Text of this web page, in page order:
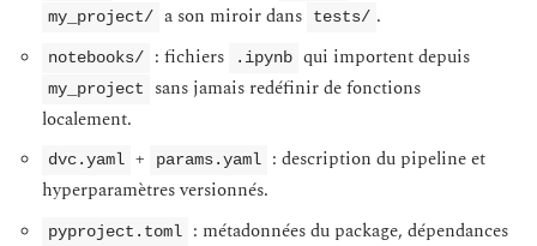
my_project/ a son miroir dans tests/ .
notebooks/ : fichiers .ipynb qui importent depuis
my_project
sans jamais redéfinir de fonctions
localement.
dvc.yaml + params.yaml
: description du pipeline et
hyperparamètres versionnés.
pyproject.toml
: métadonnées du package, dépendances